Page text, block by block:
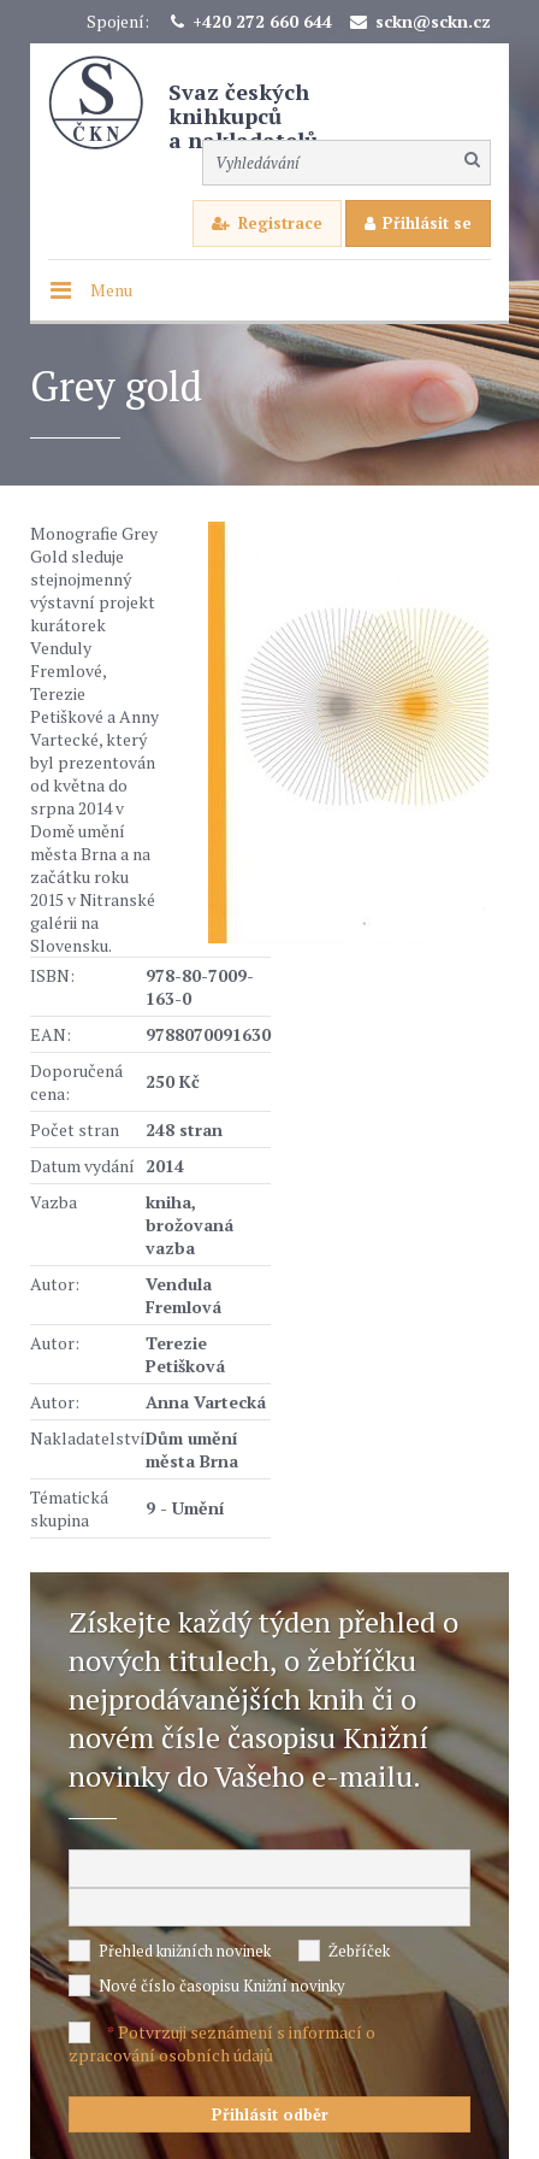
Spojení: +420 272 660 644 sckn@sckn.cz
Svaz českých
knihkupců
a nakladatelů
Registrace Přihlásit se
Menu
Grey gold
Monografie Grey
Gold sleduje
stejnojmenný
výstavní projekt
kurátorek
Venduly
Fremlové,
Terezie
Petiškové a Anny
Vartecké, který
byl prezentován
od května do
srpna 2014 v
Domě umění
města Brna a na
začátku roku
2015 v Nitranské
galérii na
Slovensku.
ISBN:
978-80-7009-
163-0
EAN:
9788070091630
Doporučená
cena:
250 Kč
Počet stran
248 stran
Datum vydání 2014
Vazba
kniha,
brožovaná
vazba
Autor:
Vendula
Fremlová
Autor:
Terezie
Petišková
Autor:
Anna Vartecká
NakladatelstvíDům umění
města Brna
Tématická
skupina
9 - Umění
Získejte každý týden přehled o
nových titulech, o žebříčku
nejprodávanějších knih či o
novém čísle časopisu Knižní
novinky do Vašeho e-mailu.
Přehled knižních novinek
Žebříček
Nové číslo časopisu Knižní novinky
*Potvrzuji seznámení s informací o
zpracování osobních údajů